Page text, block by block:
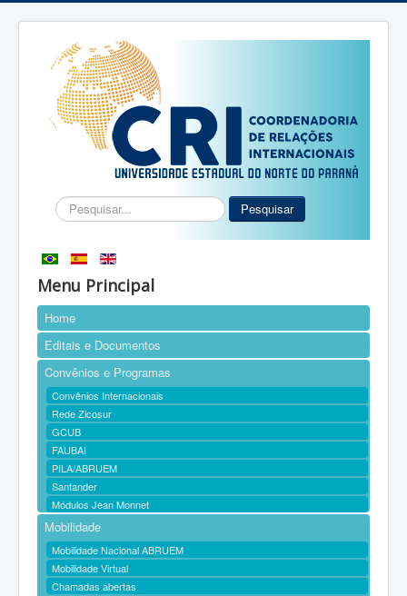
Pesquisar... Pesquisar
Menu Principal
Home
Editais e Documentos
Convênios e Programas
Convênios Internacionais
Rede Zicosur
GCUB
FAUBAI
PILA/ABRUEM
Santander
Módulos Jean Monnet
Mobilidade
Mobilidade Nacional ABRUEM
Mobilidade Virtual
Chamadas abertas